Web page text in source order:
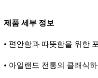
제품 세부 정보
• 편안함과 따뜻함을 위한
• 아일랜드 전통의 클래식